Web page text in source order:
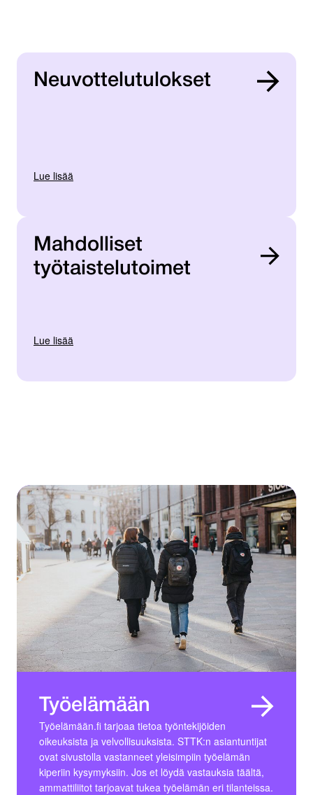
Neuvottelutulokset
Lue lisää
Mahdolliset
työtaistelutoimet
Lue lisää
Työelämään
Työelämään.fi tarjoaa tietoa työntekijöiden
oikeuksista ja velvollisuuksista. STTK:n asiantuntijat
ovat sivustolla vastanneet yleisimpiin työelämän
kiperiin kysymyksiin. Jos et löydä vastauksia täältä,
ammattiliitot tarjoavat tukea työelämän eri tilanteissa.